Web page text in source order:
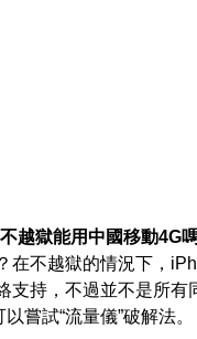
越獄能用中國移動4G
在不越獄的情況下，
支持，不過並不是所
嘗試“流量儀”破解法。